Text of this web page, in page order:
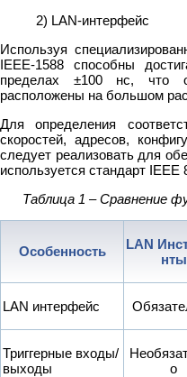
2) LAN-интерфейс
Используя
IEEE-1588 способны
пределах ±100 нс, что
расположены на большом
Для определения
скоростей, адресов,
следует реализовать для
используется стандарт IEEE
Таблица 1 – Сравнение
Особенность
LAN
нты
LAN интерфейс
Триггерные входы/
выходы
о